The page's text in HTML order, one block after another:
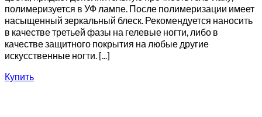
полимеризуется в УФ лампе. После полимеризации имеет
насыщенный зеркальный блеск. Рекомендуется наносить
в качестве третьей фазы на гелевые ногти, либо в
качестве защитного покрытия на любые другие
искусственные ногти. [...]
Купить